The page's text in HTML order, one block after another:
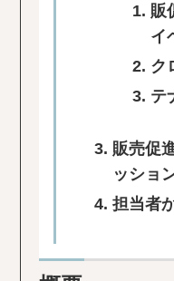
販
イ
ク
テ
販売促
ッショ
担当者